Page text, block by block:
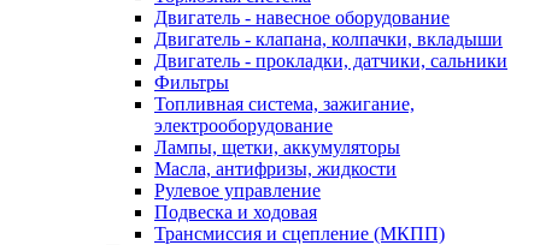
Двигатель - навесное оборудование
Двигатель - клапана, колпачки, вкладыши
Двигатель - прокладки, датчики, сальники
Фильтры
Топливная система, зажигание,
электрооборудование
Лампы, щетки, аккумуляторы
Масла, антифризы, жидкости
Рулевое управление
Подвеска и ходовая
Трансмиссия и сцепление (МКПП)